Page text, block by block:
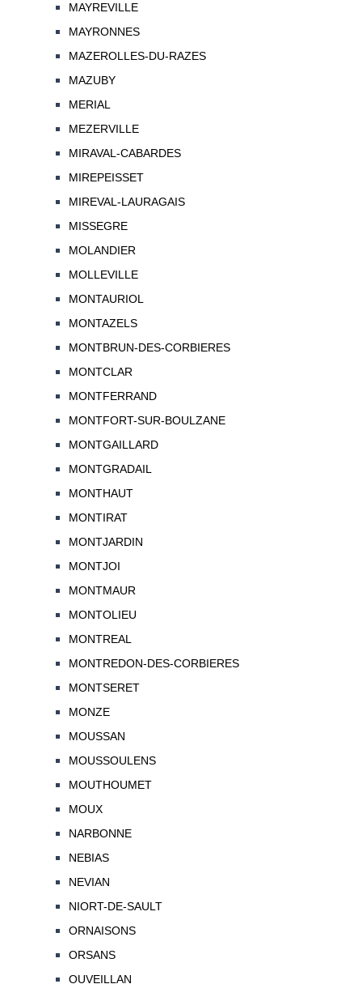
MAYREVILLE
MAYRONNES
MAZEROLLES-DU-RAZES
MAZUBY
MERIAL
MEZERVILLE
MIRAVAL-CABARDES
MIREPEISSET
MIREVAL-LAURAGAIS
MISSEGRE
MOLANDIER
MOLLEVILLE
MONTAURIOL
MONTAZELS
MONTBRUN-DES-CORBIERES
MONTCLAR
MONTFERRAND
MONTFORT-SUR-BOULZANE
MONTGAILLARD
MONTGRADAIL
MONTHAUT
MONTIRAT
MONTJARDIN
MONTJOI
MONTMAUR
MONTOLIEU
MONTREAL
MONTREDON-DES-CORBIERES
MONTSERET
MONZE
MOUSSAN
MOUSSOULENS
MOUTHOUMET
MOUX
NARBONNE
NEBIAS
NEVIAN
NIORT-DE-SAULT
ORNAISONS
ORSANS
OUVEILLAN